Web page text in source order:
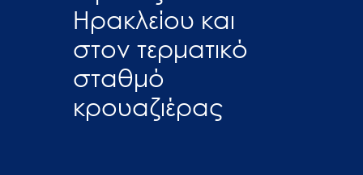
Ηρακλείου και
στον τερματικό
σταθμό
κρουαζιέρας